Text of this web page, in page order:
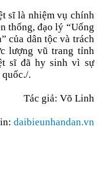
sĩ là nhiệm vụ chính
thống, đạo lý “Uống
của dân tộc và trách
lượng vũ trang tỉnh
sĩ đã hy sinh vì sự
.
Tác giả: Võ Linh
daibieunhandan.vn